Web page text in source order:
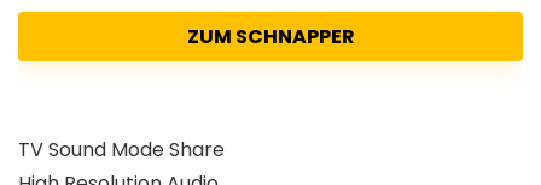
ZUM SCHNAPPER
TV Sound Mode Share